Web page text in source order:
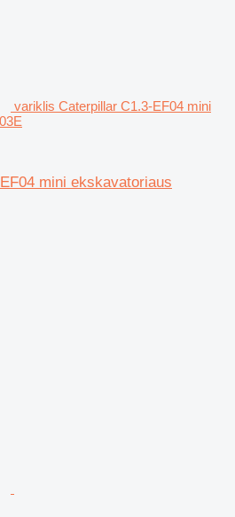
variklis Caterpillar C1.3-EF04 mini
mini ekskavatoriaus